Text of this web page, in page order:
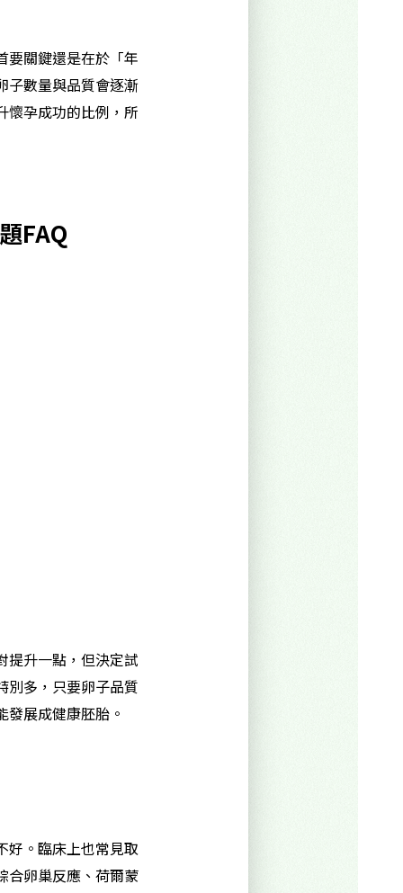
要關鍵還是在於「年
子數量與品質會逐漸
懷孕成功的比例，所
FAQ
提升一點，但決定試
別多，只要卵子品質
展成健康胚胎。
好。臨床上也常見取
合卵巢反應、荷爾蒙